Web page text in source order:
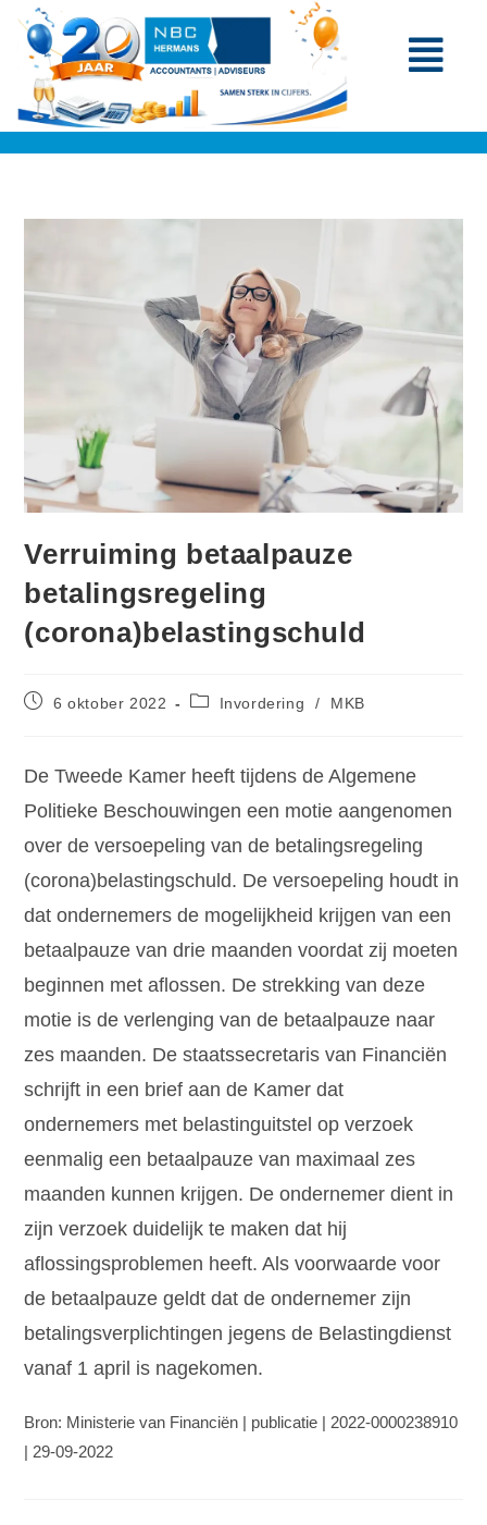
Verruiming betaalpauze
betalingsregeling
(corona)belastingschuld
6 oktober 2022 Invordering / MKB
De Tweede Kamer heeft tijdens de Algemene
Politieke Beschouwingen een motie aangenomen
over de versoepeling van de betalingsregeling
(corona)belastingschuld. De versoepeling houdt in
dat ondernemers de mogelijkheid krijgen van een
betaalpauze van drie maanden voordat zij moeten
beginnen met aflossen. De strekking van deze
motie is de verlenging van de betaalpauze naar
zes maanden. De staatssecretaris van Financiën
schrijft in een brief aan de Kamer dat
ondernemers met belastinguitstel op verzoek
eenmalig een betaalpauze van maximaal zes
maanden kunnen krijgen. De ondernemer dient in
zijn verzoek duidelijk te maken dat hij
aflossingsproblemen heeft. Als voorwaarde voor
de betaalpauze geldt dat de ondernemer zijn
betalingsverplichtingen jegens de Belastingdienst
vanaf 1 april is nagekomen.
Bron: Ministerie van Financiën | publicatie | 2022-0000238910
| 29-09-2022